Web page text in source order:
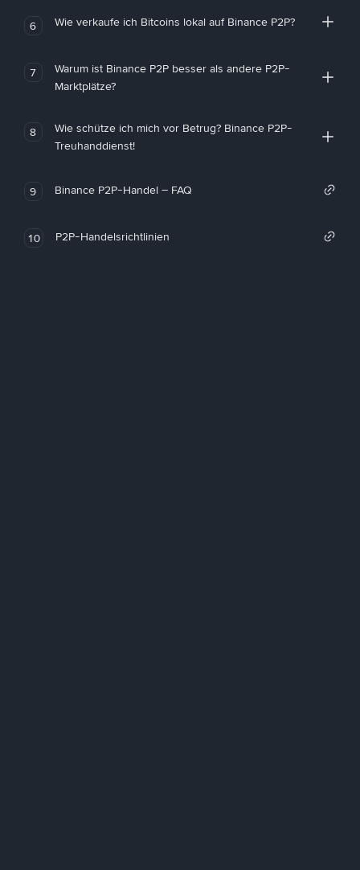
6 Wie verkaufe ich Bitcoins lokal auf Binance P2P?
7
Warum ist Binance P2P besser als andere P2P-
Marktplätze?
8
Wie schütze ich mich vor Betrug? Binance P2P-
Treuhanddienst!
9 Binance P2P-Handel – FAQ
10 P2P-Handelsrichtlinien